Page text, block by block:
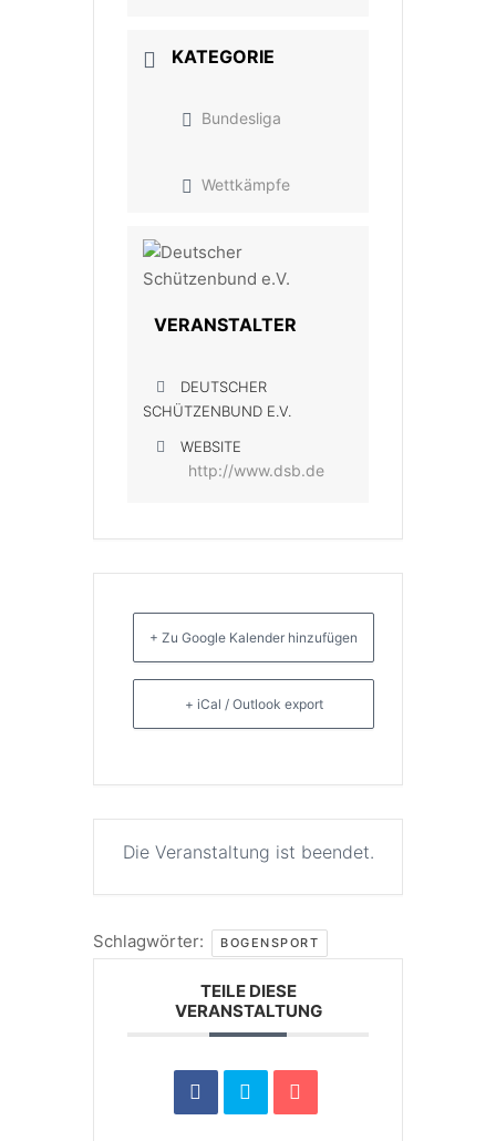
KATEGORIE
Bundesliga
Wettkämpfe
VERANSTALTER
DEUTSCHER
SCHÜTZENBUND E.V.
WEBSITE
http://www.dsb.de
+ Zu Google Kalender hinzufügen
+ iCal / Outlook export
Die Veranstaltung ist beendet.
Schlagwörter: BOGENSPORT
TEILE DIESE
VERANSTALTUNG